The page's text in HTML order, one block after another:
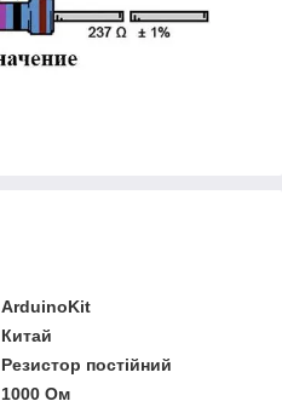
ArduinoKit
Китай
Резистор постійний
1000 Ом